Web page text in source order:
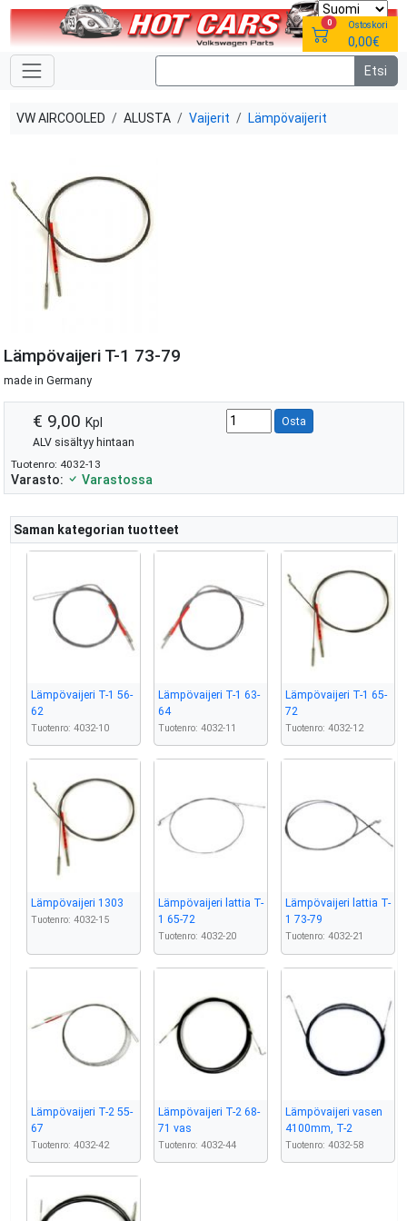
0 Ostoskori
0,00€
VW AIRCOOLED ALUSTA Vaijerit Lämpövaijerit
Lämpövaijeri T-1 73-79
made in Germany
€ 9,00 Kpl
ALV sisältyy hintaan
Osta
Tuotenro: 4032-13
Varasto: Varastossa
Saman kategorian tuotteet
Lämpövaijeri T-1 56-
62
Tuotenro: 4032-10
Lämpövaijeri T-1 63-
64
Tuotenro: 4032-11
Lämpövaijeri T-1 65-
72
Tuotenro: 4032-12
Lämpövaijeri 1303
Tuotenro: 4032-15
Lämpövaijeri lattia T-
1 65-72
Tuotenro: 4032-20
Lämpövaijeri lattia T-
1 73-79
Tuotenro: 4032-21
Lämpövaijeri T-2 55-
67
Tuotenro: 4032-42
Lämpövaijeri T-2 68-
71 vas
Tuotenro: 4032-44
Lämpövaijeri vasen
4100mm, T-2
Tuotenro: 4032-58